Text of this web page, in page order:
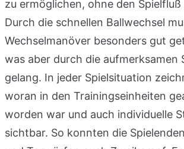
zu ermöglichen, ohne den
Durch die schnellen Ballwechsel
Wechselmanöver besonders gut
was aber durch die aufmerksamen
gelang. In jeder Spielsituation
woran in den Trainingseinheiten
worden war und auch individuelle
sichtbar. So konnten die